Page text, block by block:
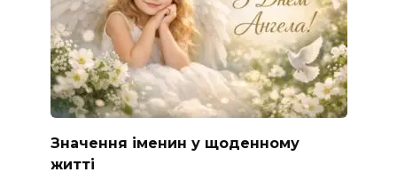
Значення іменин у щоденному
житті